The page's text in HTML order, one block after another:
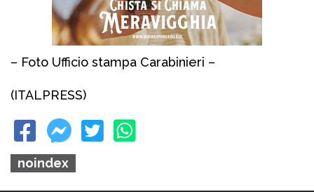
– Foto Ufficio stampa Carabinieri –
(ITALPRESS)
noindex